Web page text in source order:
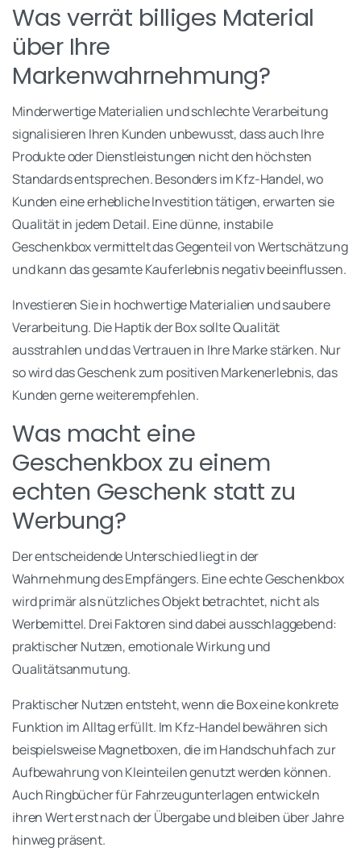
Was verrät billiges Material
über Ihre
Markenwahrnehmung?
Minderwertige Materialien und schlechte Verarbeitung
signalisieren Ihren Kunden unbewusst, dass auch Ihre
Produkte oder Dienstleistungen nicht den höchsten
Standards entsprechen. Besonders im Kfz-Handel, wo
Kunden eine erhebliche Investition tätigen, erwarten sie
Qualität in jedem Detail. Eine dünne, instabile
Geschenkbox vermittelt das Gegenteil von Wertschätzung
und kann das gesamte Kauferlebnis negativ beeinflussen.
Investieren Sie in hochwertige Materialien und saubere
Verarbeitung. Die Haptik der Box sollte Qualität
ausstrahlen und das Vertrauen in Ihre Marke stärken. Nur
so wird das Geschenk zum positiven Markenerlebnis, das
Kunden gerne weiterempfehlen.
Was macht eine
Geschenkbox zu einem
echten Geschenk statt zu
Werbung?
Der entscheidende Unterschied liegt in der
Wahrnehmung des Empfängers. Eine echte Geschenkbox
wird primär als nützliches Objekt betrachtet, nicht als
Werbemittel. Drei Faktoren sind dabei ausschlaggebend:
praktischer Nutzen, emotionale Wirkung und
Qualitätsanmutung.
Praktischer Nutzen entsteht, wenn die Box eine konkrete
Funktion im Alltag erfüllt. Im Kfz-Handel bewähren sich
beispielsweise Magnetboxen, die im Handschuhfach zur
Aufbewahrung von Kleinteilen genutzt werden können.
Auch Ringbücher für Fahrzeugunterlagen entwickeln
ihren Wert erst nach der Übergabe und bleiben über Jahre
hinweg präsent.